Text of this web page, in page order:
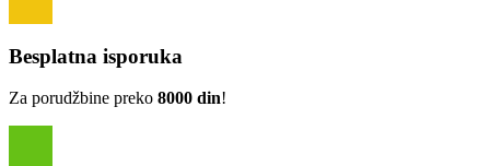
Besplatna isporuka
Za porudžbine preko 8000 din!